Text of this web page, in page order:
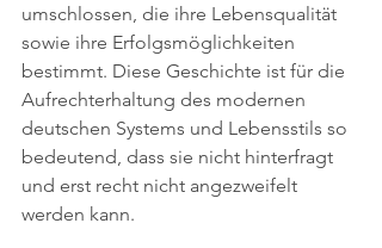
umschlossen, die ihre Lebensqualität
sowie ihre Erfolgsmöglichkeiten
bestimmt. Diese Geschichte ist für die
Aufrechterhaltung des modernen
deutschen Systems und Lebensstils so
bedeutend, dass sie nicht hinterfragt
und erst recht nicht angezweifelt
werden kann.